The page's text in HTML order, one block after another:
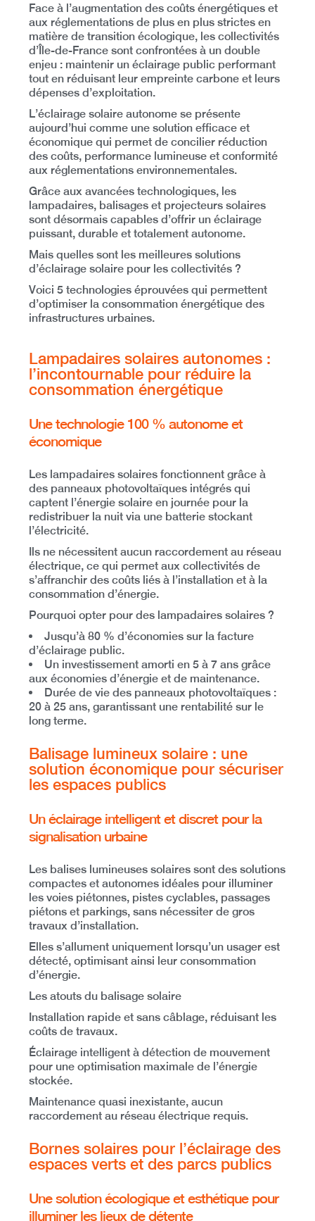
Face à l’augmentation des coûts énergétiques et
aux réglementations de plus en plus strictes en
matière de transition écologique, les collectivités
d’Île-de-France sont confrontées à undouble
enjeu : maintenir unéclairage public performant
tout en réduisant leurempreinte carbone et leurs
dépenses d’exploitation.
L’éclairage solaire autonome se présente
aujourd’hui comme unesolution efficace et
économique qui permet de concilier réduction
des coûts, performance lumineuse et conformité
aux réglementations environnementales.
Grâce aux avancées technologiques, les
lampadaires, balisages et projecteurs solaires
sont désormais capables d’offrir un éclairage
puissant, durable et totalement autonome.
Maisquelles sont les meilleures solutions
d’éclairage solaire pour les collectivités ?
Voici5 technologies éprouvées qui permettent
d’optimiser la consommation énergétique des
infrastructures urbaines.
Lampadaires solaires autonomes :
l’incontournable pour réduire la
consommation énergétique
Une technologie 100 % autonome et
économique
Les lampadaires solaires fonctionnent grâce à
des panneaux photovoltaïques intégrés qui
captent l’énergie solaire en journée pour la
redistribuer la nuit via une batterie stockant
l’électricité.
Ils ne nécessitent aucun raccordement au réseau
électrique, ce qui permet aux collectivités de
s’affranchir des coûts liés à l’installation et à la
consommation d’énergie.
Pourquoi opter pour des lampadaires solaires ?
Jusqu’à 80 % d’économies sur la facture
d’éclairage public.
Un investissement amorti en 5 à 7 ans grâce
aux économies d’énergie et de maintenance.
Durée de vie des panneaux photovoltaïques :
20 à 25 ans, garantissant une rentabilité sur le
long terme.
Balisage lumineux solaire : une
solution économique pour sécuriser
les espaces publics
Un éclairage intelligent et discret pour la
signalisation urbaine
Les balises lumineuses solaires sont dessolutions
compactes et autonomes idéales pour illuminer
lesvoies piétonnes, pistes cyclables, passages
piétons et parkings, sans nécessiter de gros
travaux d’installation.
Elles s’allument uniquement lorsqu’un usager est
détecté, optimisant ainsi leur consommation
d’énergie.
Les atouts du balisage solaire
Installation rapide et sans câblage, réduisant les
coûts de travaux.
Éclairage intelligent à détection de mouvement
pour une optimisation maximale de l’énergie
stockée.
Maintenance quasi inexistante, aucun
raccordement au réseau électrique requis.
Bornes solaires pour l’éclairage des
espaces verts et des parcs publics
Une solution écologique et esthétique pour
illuminer les lieux de détente